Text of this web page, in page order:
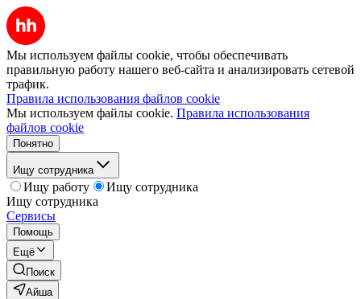
Мы используем файлы cookie, чтобы обеспечивать
правильную работу нашего веб-сайта и анализировать сетевой
трафик.
Правила использования файлов cookie
Мы используем файлы cookie. Правила использования
файлов cookie
Понятно
Ищу сотрудника
Ищу работу
Ищу сотрудника
Ищу сотрудника
Сервисы
Помощь
Ещё
Поиск
Айша